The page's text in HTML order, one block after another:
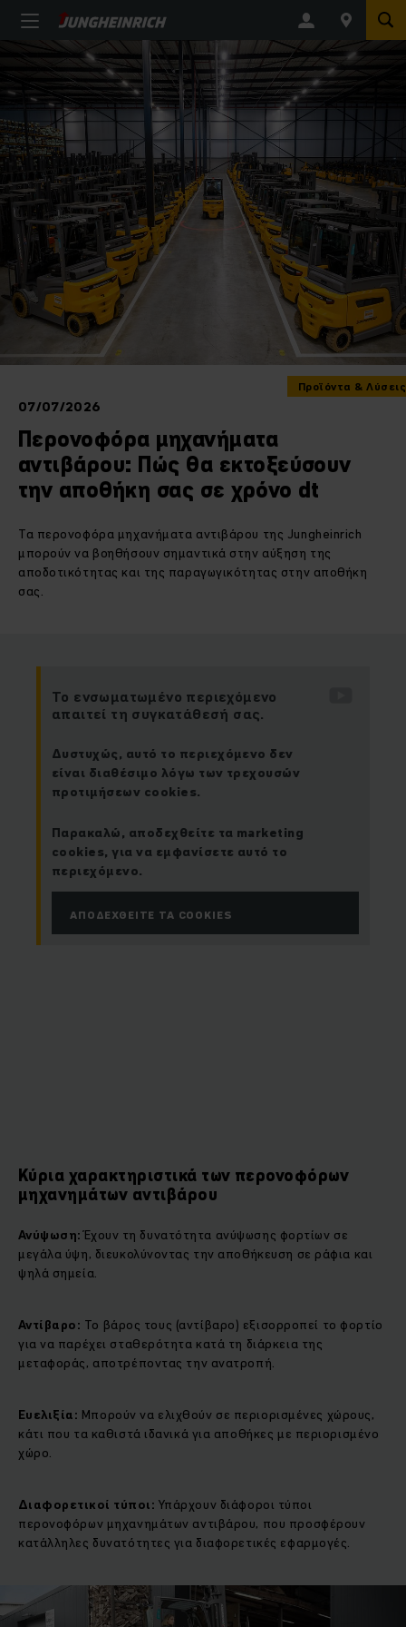
Προϊόντα & Λύσεις
07/07/2026
Περονοφόρα μηχανήματα
αντιβάρου: Πώς θα εκτοξεύσουν
την αποθήκη σας σε χρόνο dt
Τα περονοφόρα μηχανήματα αντιβάρου της Jungheinrich
μπορούν να βοηθήσουν σημαντικά στην αύξηση της
αποδοτικότητας και της παραγωγικότητας στην αποθήκη
σας.
Το ενσωματωμένο περιεχόμενο
απαιτεί τη συγκατάθεσή σας.
Δυστυχώς, αυτό το περιεχόμενο δεν
είναι διαθέσιμο λόγω των τρεχουσών
προτιμήσεων cookies.
Παρακαλώ, αποδεχθείτε τα marketing
cookies, για να εμφανίσετε αυτό το
περιεχόμενο.
ΑΠΟΔΕΧΘΕΊΤΕ ΤΑ COOKIES
Κύρια χαρακτηριστικά των περονοφόρων
μηχανημάτων αντιβάρου
Ανύψωση:Έχουν τη δυνατότητα ανύψωσης φορτίων σε
μεγάλα ύψη, διευκολύνοντας την αποθήκευση σε ράφια και
ψηλά σημεία.
Αντίβαρο: Το βάρος τους (αντίβαρο) εξισορροπεί το φορτίο
για να παρέχει σταθερότητα κατά τη διάρκεια της
μεταφοράς, αποτρέποντας την ανατροπή.
Ευελιξία: Μπορούν να ελιχθούν σε περιορισμένες χώρους,
κάτι που τα καθιστά ιδανικά για αποθήκες με περιορισμένο
χώρο.
Διαφορετικοί τύποι: Υπάρχουν διάφοροι τύποι
περονοφόρων μηχανημάτων αντιβάρου, που προσφέρουν
κατάλληλες δυνατότητες για διαφορετικές εφαρμογές.